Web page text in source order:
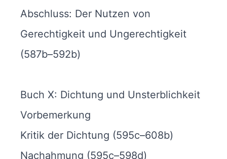
Abschluss: Der Nutzen von
Gerechtigkeit und Ungerechtigkeit
(587b–592b)
Buch X: Dichtung und Unsterblichkeit
Vorbemerkung
Kritik der Dichtung (595c–608b)
Nachahmung (595c–598d)